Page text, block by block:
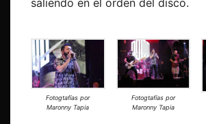
saliendo en el orden del disco.
Fotogtafías por
Maronny Tapia
Fotogtafías por
Maronny Tapia